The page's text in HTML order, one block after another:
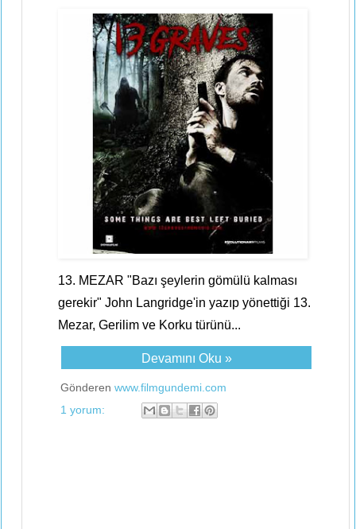
13. MEZAR "Bazı şeylerin gömülü kalması
gerekir" John Langridge'in yazıp yönettiği 13.
Mezar, Gerilim ve Korku türünü...
Devamını Oku »
Gönderen www.filmgundemi.com
1 yorum: